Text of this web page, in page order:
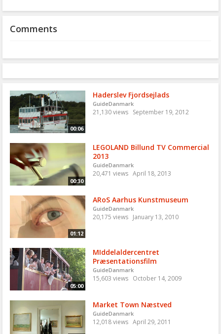
Comments
00:06
Haderslev Fjordsejlads
GuideDanmark
21,130 views September 19, 2012
00:30
LEGOLAND Billund TV Commercial
2013
GuideDanmark
20,471 views April 18, 2013
01:12
ARoS Aarhus Kunstmuseum
GuideDanmark
20,175 views January 13, 2010
05:00
MIddelaldercentret
Præsentationsfilm
GuideDanmark
15,603 views October 14, 2009
Market Town Næstved
GuideDanmark
12,018 views April 29, 2011